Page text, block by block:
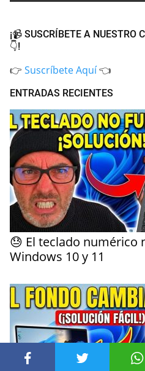
¡📹 SUSCRÍBETE A NUESTRO
👇!
👉 Suscríbete Aquí👈
ENTRADAS RECIENTES
😓 El teclado numérico
Windows 10 y 11